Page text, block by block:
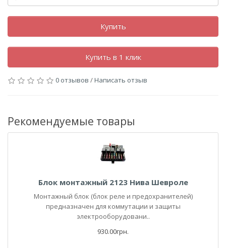
Купить
Купить в 1 клик
0 отзывов /Написать отзыв
Рекомендуемые товары
Блок монтажный 2123 Нива Шевроле
Монтажный блок (блок реле и предохранителей)
предназначен для коммутации и защиты
электрооборудовани..
930.00грн.